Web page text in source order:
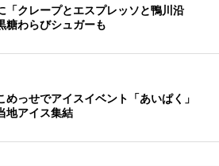
「クレープとエスプレッソと鴨川沿
わらびシュガーも
めっせでアイスイベント「あいぱく」
地アイス集結